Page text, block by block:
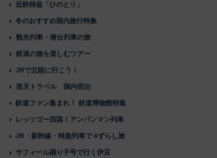
近鉄特急「ひのとり」
冬のおすすめ国内旅行特集
観光列車・寝台列車の旅
鉄道の旅を楽しむツアー
JRで北陸に行こう！
楽天トラベル 国内宿泊
鉄道ファン集まれ！ 鉄道博物館特集
レッツゴー四国！アンパンマン列車
JR・新幹線・特急列車で #ずらし旅
サフィール踊り子号で行く伊豆